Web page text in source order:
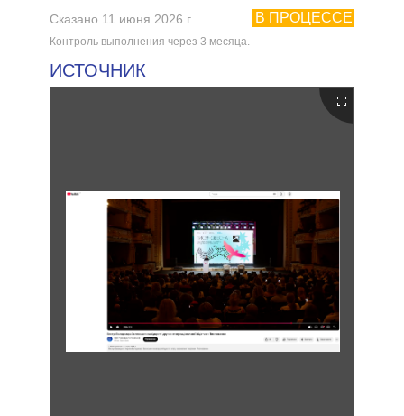
В ПРОЦЕССЕ
Сказано 11 июня 2026 г.
Контроль выполнения через 3 месяца.
ИСТОЧНИК